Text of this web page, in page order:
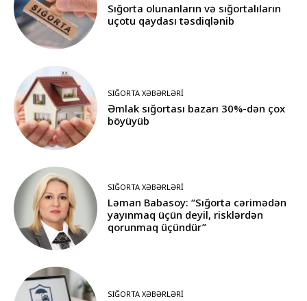
Sığorta olunanların və sığortalıların
uçotu qaydası təsdiqlənib
SIĞORTA XƏBƏRLƏRI
Əmlak sığortası bazarı 30%-dən çox
böyüyüb
SIĞORTA XƏBƏRLƏRI
Ləman Babasoy: “Sığorta cərimədən
yayınmaq üçün deyil, risklərdən
qorunmaq üçündür”
SIĞORTA XƏBƏRLƏRI